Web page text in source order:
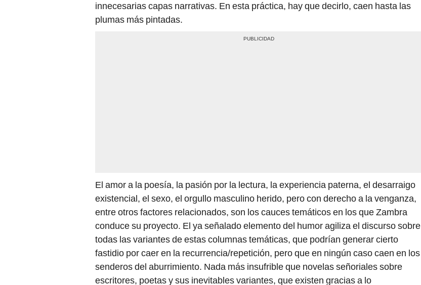
innecesarias capas narrativas. En esta práctica, hay que decirlo, caen hasta las
plumas más pintadas.
El amor a la poesía, la pasión por la lectura, la experiencia paterna, el desarraigo
existencial, el sexo, el orgullo masculino herido, pero con derecho a la venganza,
entre otros factores relacionados, son los cauces temáticos en los que Zambra
conduce su proyecto. El ya señalado elemento del humor agiliza el discurso sobre
todas las variantes de estas columnas temáticas, que podrían generar cierto
fastidio por caer en la recurrencia/repetición, pero que en ningún caso caen en los
senderos del aburrimiento. Nada más insufrible que novelas señoriales sobre
escritores, poetas y sus inevitables variantes, que existen gracias a lo